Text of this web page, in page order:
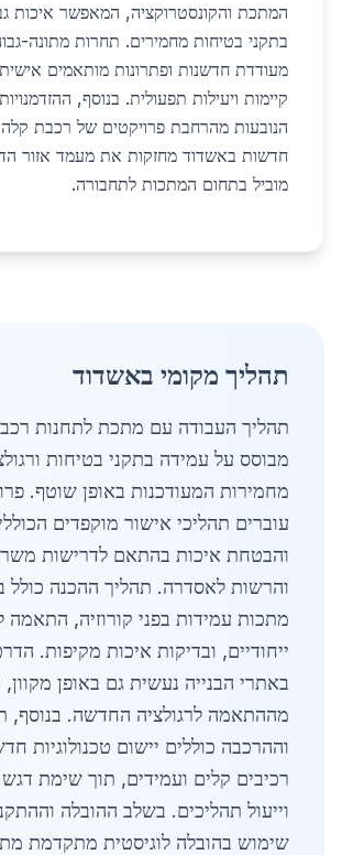
המתכת והקונסטרוקציה, המאפשר איכות
בתקני בטיחות מחמירים. תחרות מתונה-
מעודדת חדשנות ופתרונות מותאמים
קיימות ויעילות תפעולית. בנוסף,
הנובעות מהרחבת פרויקטים של רכבת קלה
חדשות באשדוד מחזקות את מעמד אזור
מוביל בתחום המתכות לתחבורה.
תהליך מקומי באשדוד
תהליך העבודה עם מתכת לתחנות
מבוסס על עמידה בתקני בטיחות
מחמירות המעודכנות באופן שוטף.
עוברים תהליכי אישור מוקפדים
והבטחת איכות בהתאם לדרישות
והרשות לאסדרה. תהליך ההכנה כולל
מתכות עמידות בפני קורוזיה, התאמה
ייחודיים, ובדיקות איכות מקיפות.
באתרי הבנייה נעשית גם באופן
מההתאמה לרגולציה החדשה. בנוסף,
וההרכבה כוללים יישום טכנולוגיות
רכיבים קלים ועמידים, תוך שימת
וייעול תהליכים. בשלב ההובלה
שימוש בהובלה לוגיסטית מתקדמת